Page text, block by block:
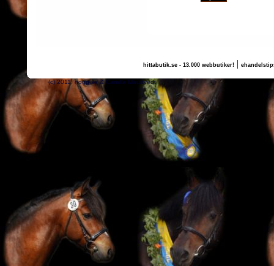
hittabutik.se - 13.000 webbutiker!|
(c) 2011, nogg.se & Camilla Maurtvedt